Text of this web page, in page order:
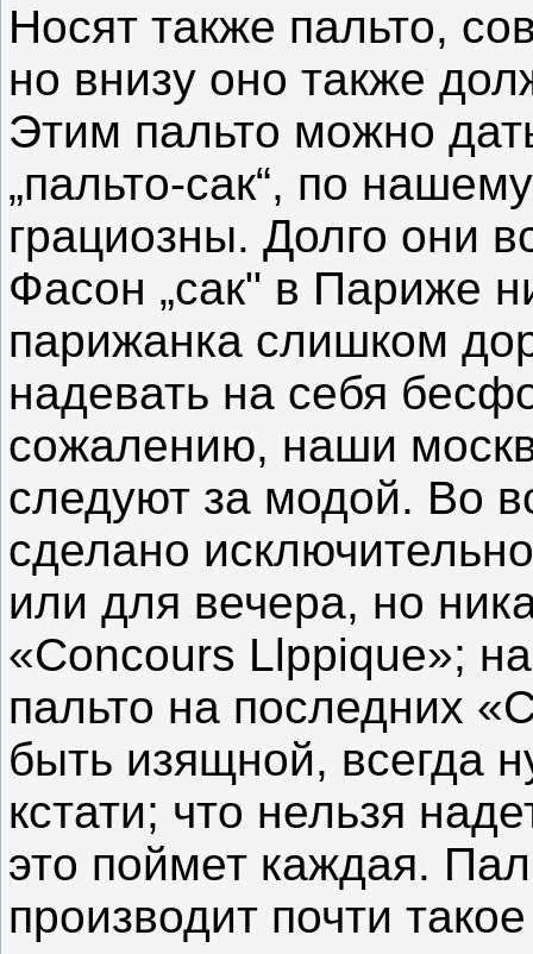
Носят также пальто,
но внизу оно также
Этим пальто можно
„пальто-сак“, по
грациозны. Долго они
Фасон „сак" в Париже
парижанка слишком
надевать на себя
сожалению, наши
следуют за модой. Во
сделано
или для вечера, но
«Соnсоurs Llppiquе»;
пальто на последних
быть изящной, всегда
кстати; что нельзя
это поймет каждая.
производит почти